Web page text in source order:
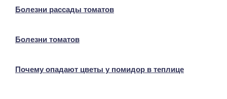
Болезни рассады томатов
Болезни томатов
Почему опадают цветы у помидор в теплице